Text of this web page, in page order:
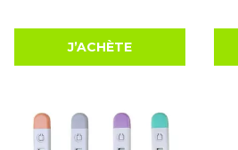
J’ACHÈTE